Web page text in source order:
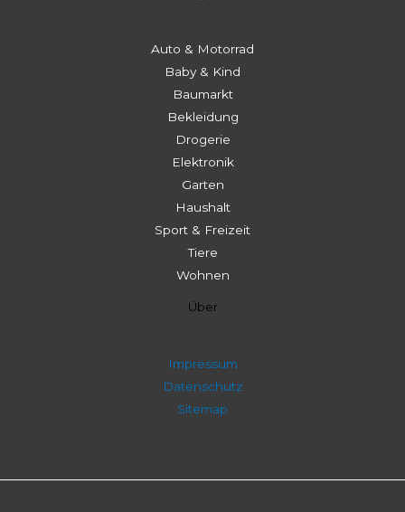
Auto & Motorrad
Baby & Kind
Baumarkt
Bekleidung
Drogerie
Elektronik
Garten
Haushalt
Sport & Freizeit
Tiere
Wohnen
Über
Impressum
Datenschutz
Sitemap